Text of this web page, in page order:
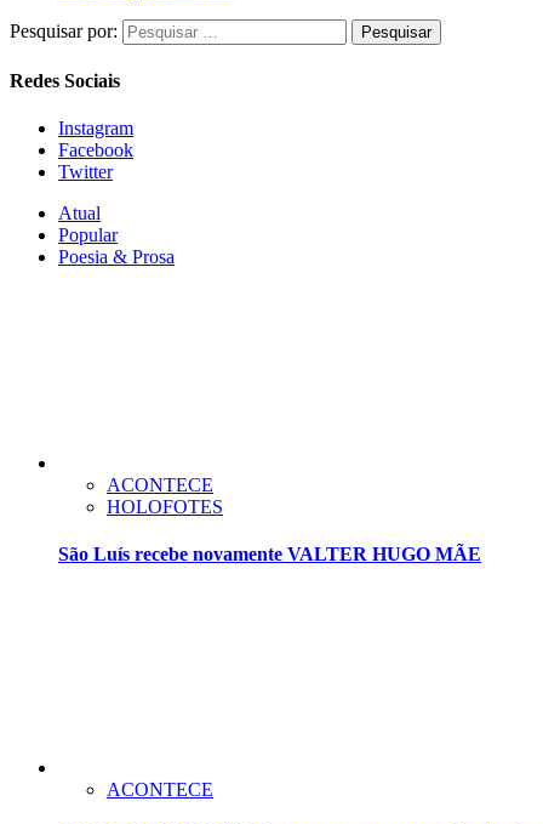
Pesquisar por:
Redes Sociais
Instagram
Facebook
Twitter
Atual
Popular
Poesia & Prosa
ACONTECE
HOLOFOTES
São Luís recebe novamente VALTER HUGO MÃE
ACONTECE